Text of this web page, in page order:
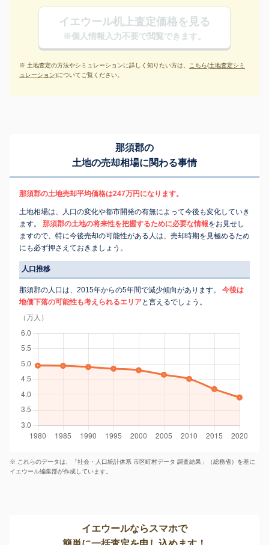
イエウール机上査定価格を見る
※個人情報入力不要で閲覧できます。
※ 土地査定の方法やシミュレーションに詳しく知りたい方は、 こちら(土地査定シミ
ュレーション)についてご覧ください。
那須郡の
土地の売却相場に関わる事情
那須郡の土地売却平均価格は247万円になります。
土地相場は、人口の変化や都市開発の有無によって今後も変化していき
ます。
那須郡の土地の将来性を把握するために必要な情報をお見せし
ますので、特に今後売却の可能性がある人は、売却時期を見極めるため
にも必ず押さえておきましょう。
人口推移
那須郡の人口は、2015年からの5年間で減少傾向があります。
今後は
地価下落の可能性も考えられるエリアと言えるでしょう。
（万人）
※ これらのデータは、「社会・人口統計体系 市区町村データ 調査結果」（総務省）を基に
イエウール編集部が作成しています。
イエウールならスマホで